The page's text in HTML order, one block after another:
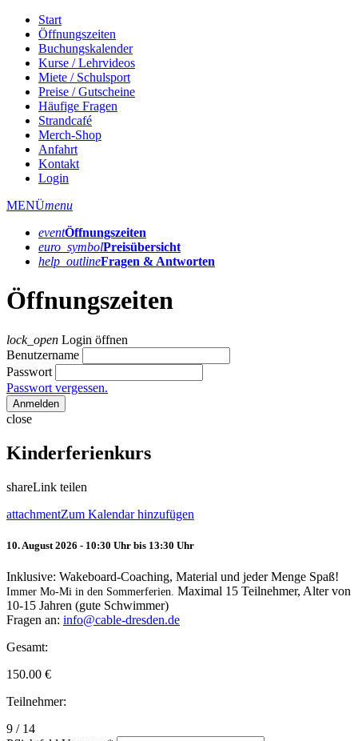
Start
Öffnungszeiten
Buchungskalender
Kurse / Lehrvideos
Miete / Schulsport
Preise / Gutscheine
Häufige Fragen
Strandcafé
Merch-Shop
Anfahrt
Kontakt
Login
MENÜmenu
eventÖffnungs­zeiten
euro_symbolPreis­übersicht
help_outlineFragen & Antworten
Öffnungszeiten
lock_open Login öffnen
Benutzername
Passwort
Passwort vergessen.
Anmelden
close
Kinderferienkurs
shareLink teilen
attachmentZum Kalendar hinzufügen
10. August 2026 - 10:30 Uhr bis 13:30 Uhr
Inklusive: Wakeboard-Coaching, Material und jeder Menge Spaß!
Immer Mo-Mi in den Sommerferien. Maximal 15 Teilnehmer, Alter von
10-15 Jahren (gute Schwimmer)
Fragen an: info@cable-dresden.de
Gesamt:
150.00 €
Teilnehmer:
9 / 14